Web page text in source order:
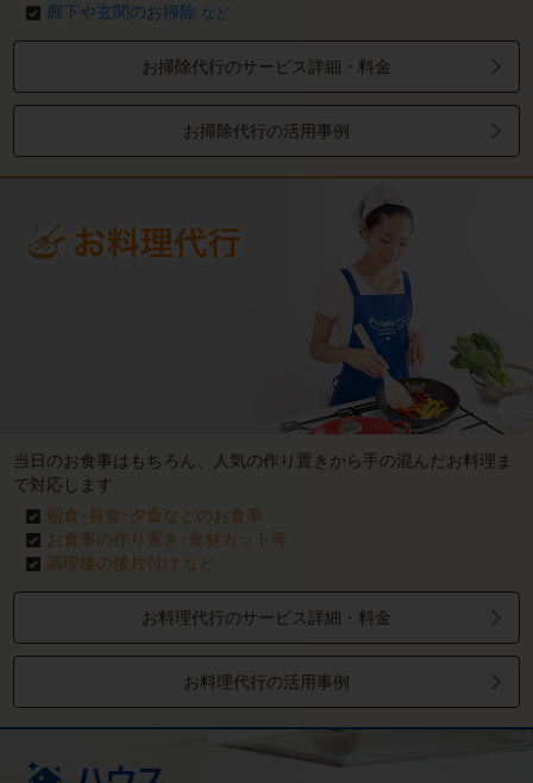
廊下や玄関のお掃除 など
お掃除代行のサービス詳細・料金
お掃除代行の活用事例
当日のお食事はもちろん、人気の作り置きから手の混んだお料理ま
で対応します
朝食･昼食･夕食などのお食事
お食事の作り置き･食材カット等
調理後の後片付け など
お料理代行のサービス詳細・料金
お料理代行の活用事例